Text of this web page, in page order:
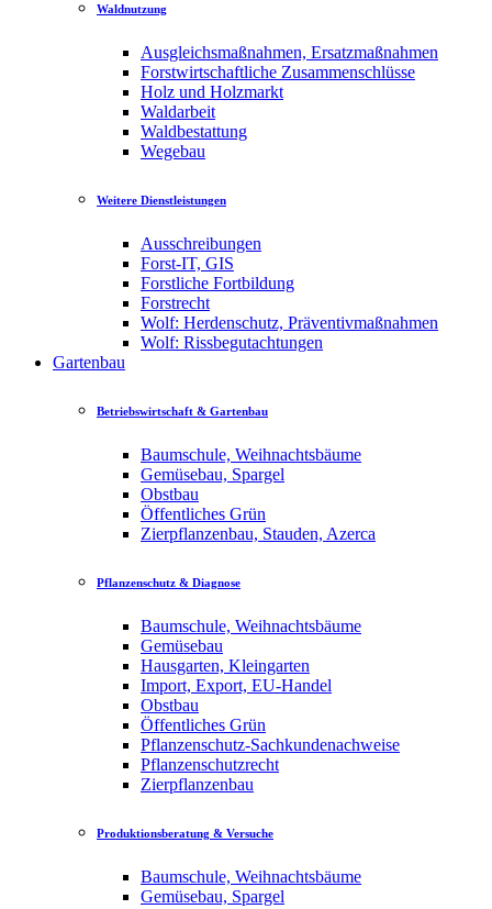
Waldnutzung
Ausgleichsmaßnahmen, Ersatzmaßnahmen
Forstwirtschaftliche Zusammenschlüsse
Holz und Holzmarkt
Waldarbeit
Waldbestattung
Wegebau
Weitere Dienstleistungen
Ausschreibungen
Forst-IT, GIS
Forstliche Fortbildung
Forstrecht
Wolf: Herdenschutz, Präventivmaßnahmen
Wolf: Rissbegutachtungen
Gartenbau
Betriebswirtschaft & Gartenbau
Baumschule, Weihnachtsbäume
Gemüsebau, Spargel
Obstbau
Öffentliches Grün
Zierpflanzenbau, Stauden, Azerca
Pflanzenschutz & Diagnose
Baumschule, Weihnachtsbäume
Gemüsebau
Hausgarten, Kleingarten
Import, Export, EU-Handel
Obstbau
Öffentliches Grün
Pflanzenschutz-Sachkundenachweise
Pflanzenschutzrecht
Zierpflanzenbau
Produktionsberatung & Versuche
Baumschule, Weihnachtsbäume
Gemüsebau, Spargel